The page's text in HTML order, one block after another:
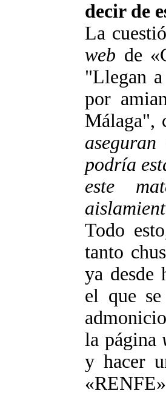
decir de
La
web de
"Llegan
por
Málaga",
podría
este
Todo
tanto
ya desde
el que
la página
y hacer